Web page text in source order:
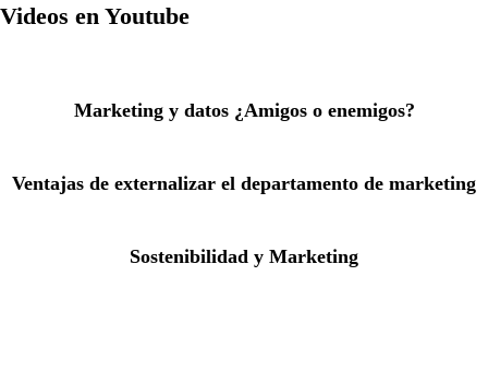
Videos en Youtube
Marketing y datos ¿Amigos o enemigos?
Ventajas de externalizar el departamento de marketing
Sostenibilidad y Marketing